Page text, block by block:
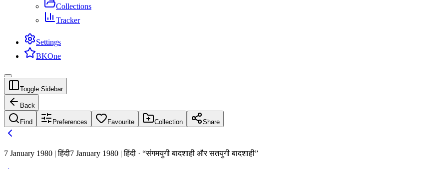
Collections
Tracker
Settings
BKOne
Toggle Sidebar
Back
Find Preferences Favourite Collection Share
7 January 1980 | हिंदी7 January 1980 | हिंदी · “संगमयुगी बादशाही और सतयुगी बादशाही”